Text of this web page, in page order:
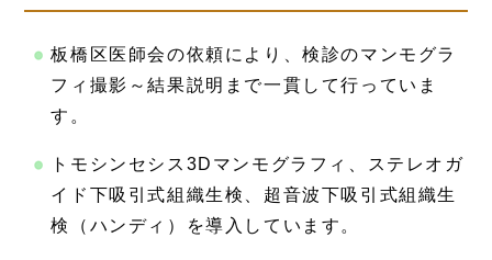
板橋区医師会の依頼により、検診のマンモグラ
フィ撮影～結果説明まで一貫して行っていま
す。
トモシンセシス3Dマンモグラフィ、ステレオガ
イド下吸引式組織生検、超音波下吸引式組織生
検（ハンディ）を導入しています。